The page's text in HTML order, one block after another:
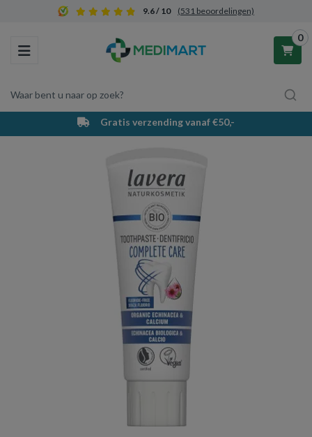
9.6 / 10 (531 beoordelingen)
Toggle navigation
Waar bent u naar op zoek?
0
Winkelwagen
Uw winkelwagen is leeg.
Vul hem met producten.
Gratis verzending vanaf €50,-